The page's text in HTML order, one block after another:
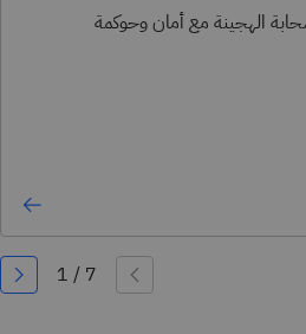
الهجينة مع أمان وحوكمة